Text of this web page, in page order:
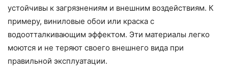
устойчивы к загрязнениям и внешним воздействиям. К
примеру, виниловые обои или краска с
водоотталкивающим эффектом. Эти материалы легко
моются и не теряют своего внешнего вида при
правильной эксплуатации.